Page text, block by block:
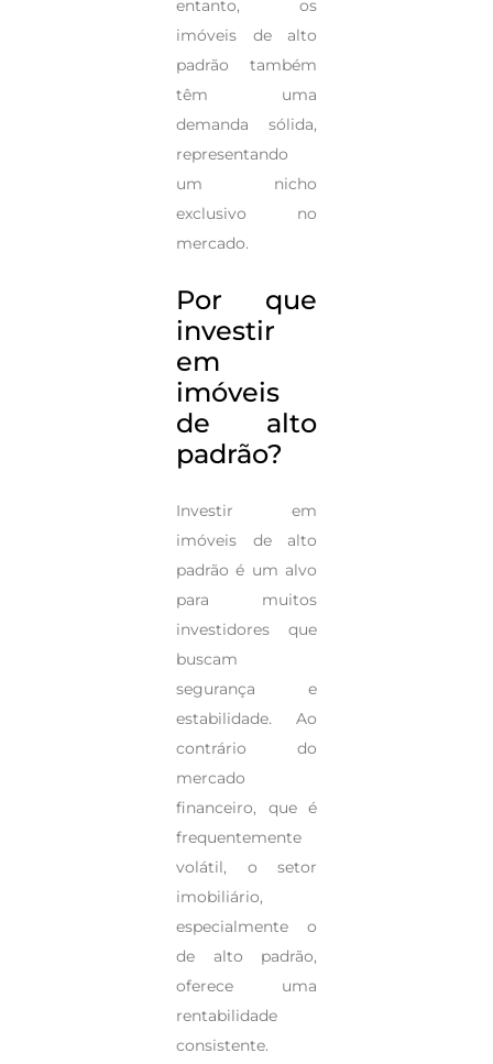
entanto, os
imóveis de alto
padrão também
têm uma
demanda sólida,
representando
um nicho
exclusivo no
mercado.
Por que
investir
em
imóveis
de alto
padrão?
Investir em
imóveis de alto
padrão é um alvo
para muitos
investidores que
buscam
segurança e
estabilidade. Ao
contrário do
mercado
financeiro, que é
frequentemente
volátil, o setor
imobiliário,
especialmente o
de alto padrão,
oferece uma
rentabilidade
consistente.